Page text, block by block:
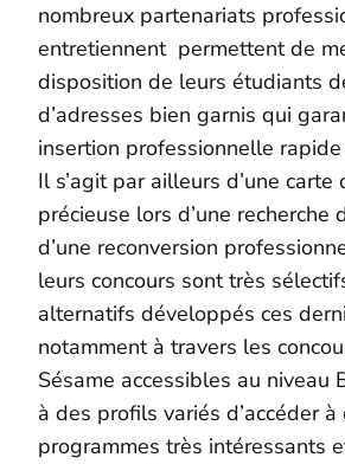
nombreux partenariats
entretiennent permettent de
disposition de leurs étudiants
d’adresses bien garnis qui
insertion professionnelle
Il s’agit par ailleurs d’une carte
précieuse lors d’une recherche
d’une reconversion
leurs concours sont très
alternatifs développés ces
notamment à travers les
Sésame accessibles au niveau
à des profils variés d’accéder à
programmes très intéressants